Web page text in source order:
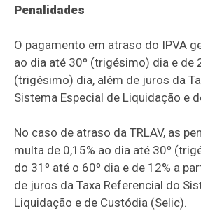
Penalidades
O pagamento em atraso do IPVA
ao dia até 30º (trigésimo) dia e de
(trigésimo) dia, além de juros da
Sistema Especial de Liquidação e
No caso de atraso da TRLAV, as
multa de 0,15% ao dia até 30º
do 31º até o 60º dia e de 12% a
de juros da Taxa Referencial do
Liquidação e de Custódia (Selic).